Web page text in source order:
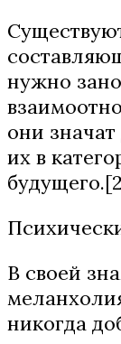
нужно
они
их в
В своей
никогда